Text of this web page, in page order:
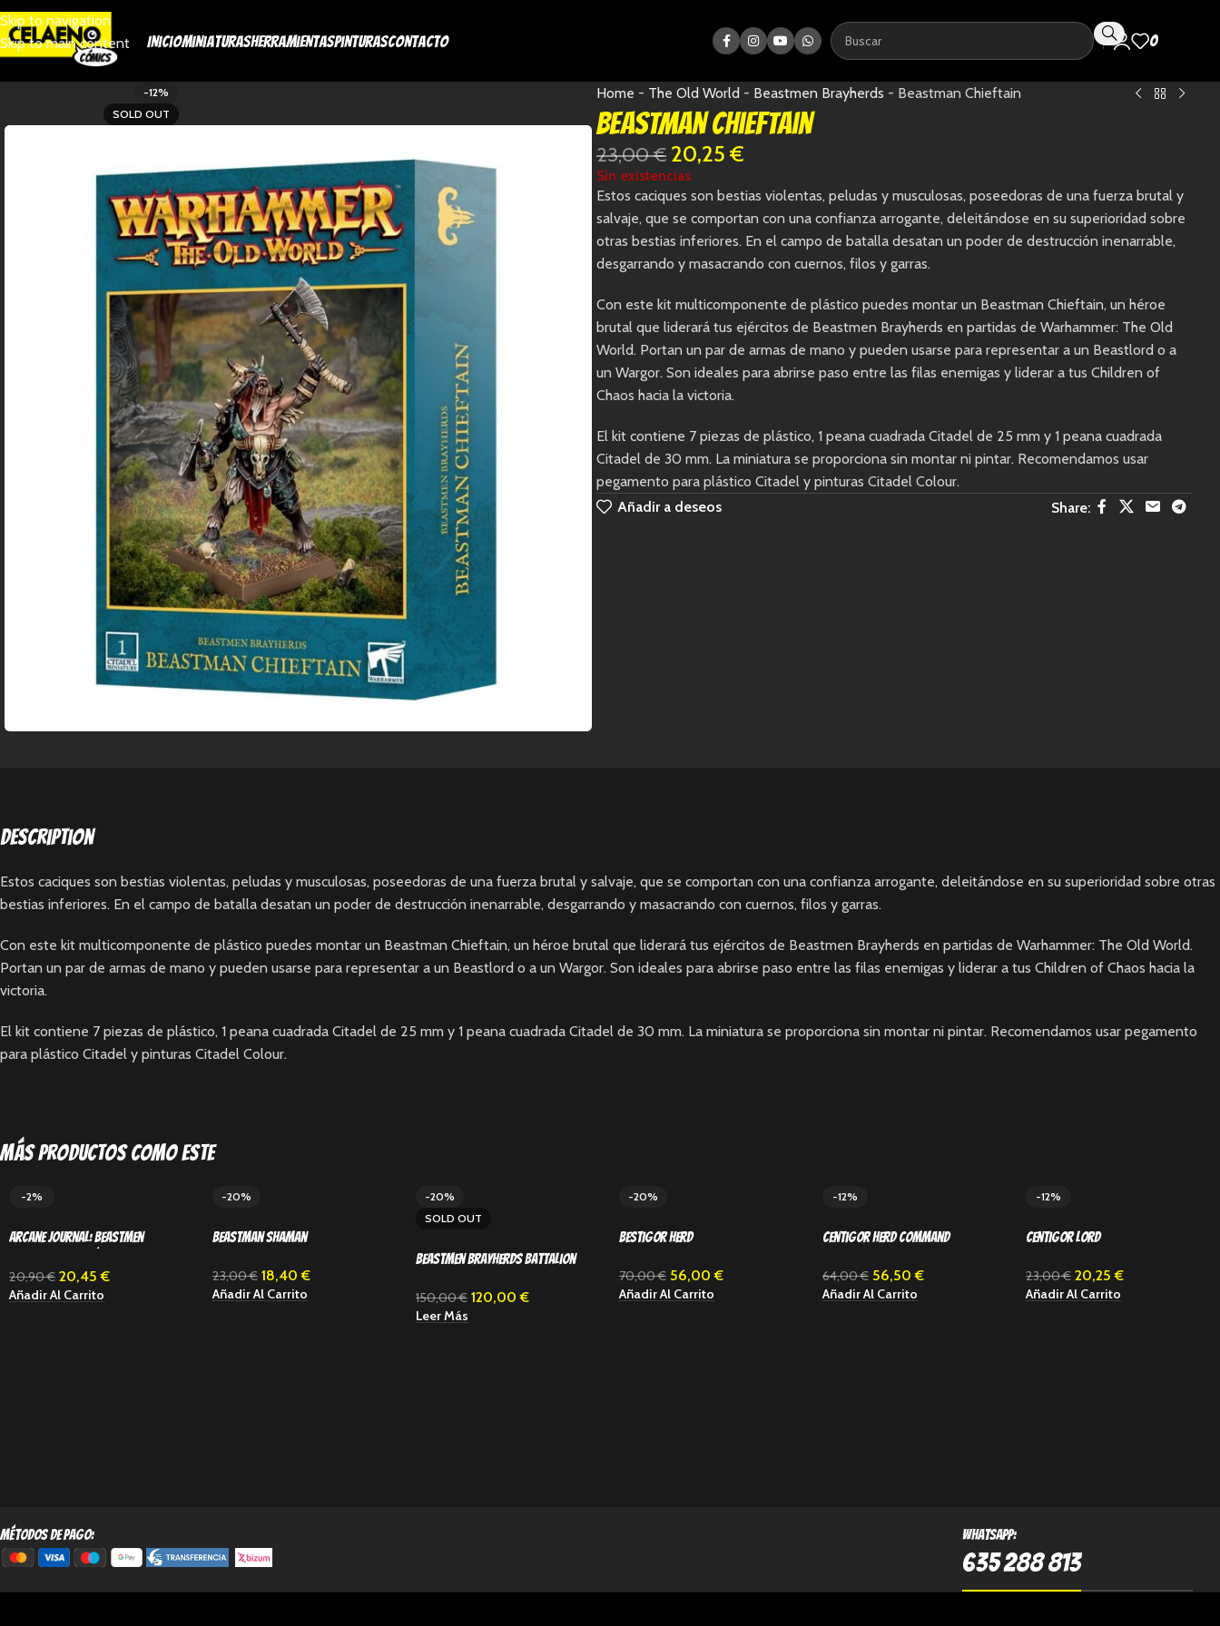
Skip to navigation
Skip to main content
InicioMiniaturasHerramientasPinturasContacto 0
-12%
SOLD OUT
Home - The Old World - Beastmen Brayherds - Beastman Chieftain
Beastman Chieftain
23,00€ 20,25 €
Sin existencias
Estos caciques son bestias violentas, peludas y musculosas, poseedoras de una fuerza brutal y
salvaje, que se comportan con una confianza arrogante, deleitándose en su superioridad sobre
otras bestias inferiores. En el campo de batalla desatan un poder de destrucción inenarrable,
desgarrando y masacrando con cuernos, filos y garras.
Con este kit multicomponente de plástico puedes montar un Beastman Chieftain, un héroe
brutal que liderará tus ejércitos de Beastmen Brayherds en partidas de Warhammer: The Old
World. Portan un par de armas de mano y pueden usarse para representar a un Beastlord o a
un Wargor. Son ideales para abrirse paso entre las filas enemigas y liderar a tus Children of
Chaos hacia la victoria.
El kit contiene 7 piezas de plástico, 1 peana cuadrada Citadel de 25 mm y 1 peana cuadrada
Citadel de 30 mm. La miniatura se proporciona sin montar ni pintar. Recomendamos usar
pegamento para plástico Citadel y pinturas Citadel Colour.
Añadir a deseos
Share:
Description
Estos caciques son bestias violentas, peludas y musculosas, poseedoras de una fuerza brutal y salvaje, que se comportan con una confianza arrogante, deleitándose en su superioridad sobre otras
bestias inferiores. En el campo de batalla desatan un poder de destrucción inenarrable, desgarrando y masacrando con cuernos, filos y garras.
Con este kit multicomponente de plástico puedes montar un Beastman Chieftain, un héroe brutal que liderará tus ejércitos de Beastmen Brayherds en partidas de Warhammer: The Old World.
Portan un par de armas de mano y pueden usarse para representar a un Beastlord o a un Wargor. Son ideales para abrirse paso entre las filas enemigas y liderar a tus Children of Chaos hacia la
victoria.
El kit contiene 7 piezas de plástico, 1 peana cuadrada Citadel de 25 mm y 1 peana cuadrada Citadel de 30 mm. La miniatura se proporciona sin montar ni pintar. Recomendamos usar pegamento
para plástico Citadel y pinturas Citadel Colour.
Más productos como este
-2%
Arcane Journal: Beastmen
20,90€ 20,45€
Añadir Al Carrito
-20%
Beastman Shaman
23,00€ 18,40€
Añadir Al Carrito
-20%
SOLD OUT
Beastmen Brayherds Battalion
150,00€ 120,00€
Leer Más
-20%
Bestigor Herd
70,00€ 56,00€
Añadir Al Carrito
-12%
Centigor Herd Command
64,00€ 56,50€
Añadir Al Carrito
-12%
Centigor Lord
23,00€ 20,25€
Añadir Al Carrito
métodos de pago: Whatsapp:
635 288 813